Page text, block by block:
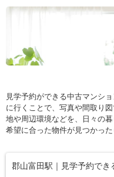
見学予約ができる中古マンシ
に行くことで、写真や間取り
地や周辺環境などを、日々の
希望に合った物件が見つかっ
郡山富田駅｜見学予約でき